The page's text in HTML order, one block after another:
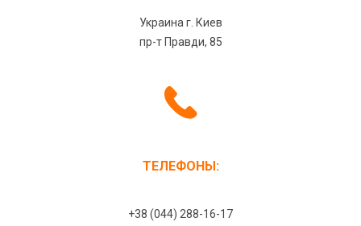
Украина г. Киев
пр-т Правди, 85
ТЕЛЕФОНЫ:
+38 (044) 288-16-17